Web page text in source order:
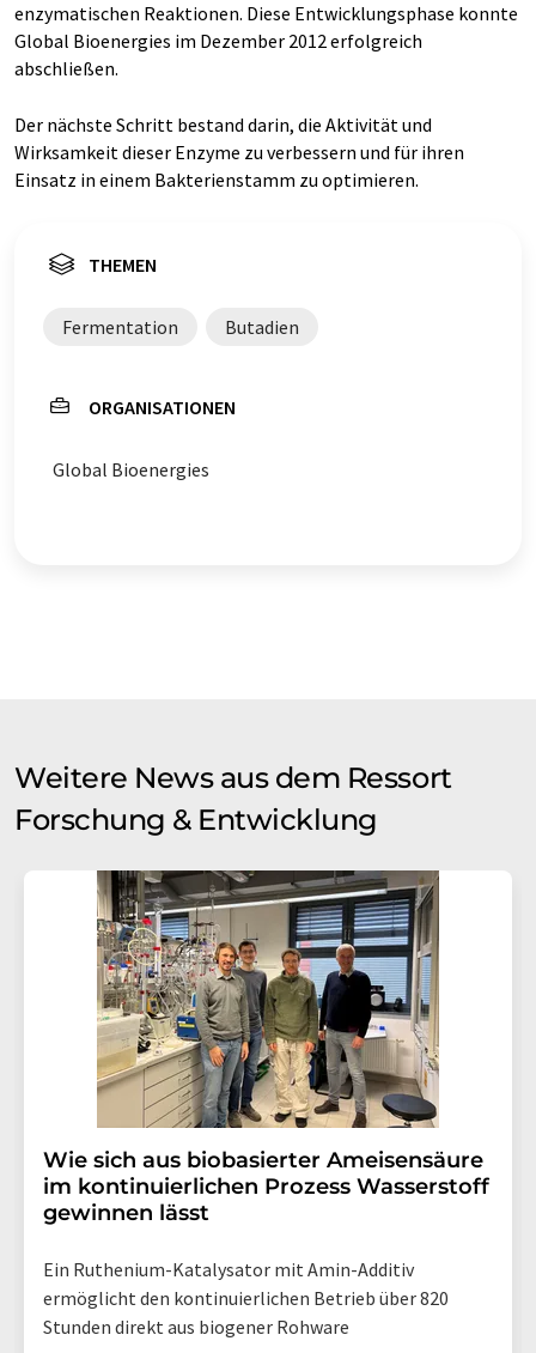
enzymatischen Reaktionen. Diese Entwicklungsphase konnte
Global Bioenergies im Dezember 2012 erfolgreich
abschließen.
Der nächste Schritt bestand darin, die Aktivität und
Wirksamkeit dieser Enzyme zu verbessern und für ihren
Einsatz in einem Bakterienstamm zu optimieren.
THEMEN
Fermentation Butadien
ORGANISATIONEN
Global Bioenergies
Weitere News aus dem Ressort
Forschung & Entwicklung
Wie sich aus biobasierter Ameisensäure
im kontinuierlichen Prozess Wasserstoff
gewinnen lässt
Ein Ruthenium-Katalysator mit Amin-Additiv
ermöglicht den kontinuierlichen Betrieb über 820
Stunden direkt aus biogener Rohware